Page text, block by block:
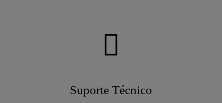
Suporte Técnico